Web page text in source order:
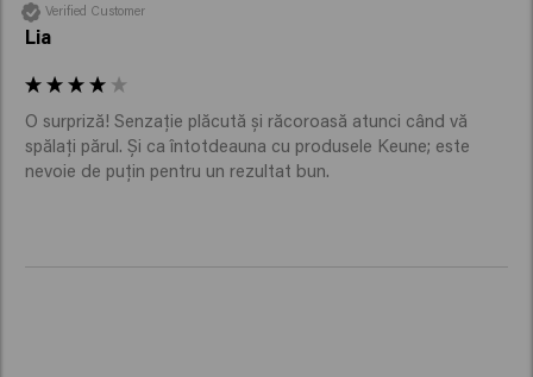
Verified Customer
Lia
O surpriză! Senzație plăcută și răcoroasă atunci când vă
spălați părul. Și ca întotdeauna cu produsele Keune; este
nevoie de puțin pentru un rezultat bun.